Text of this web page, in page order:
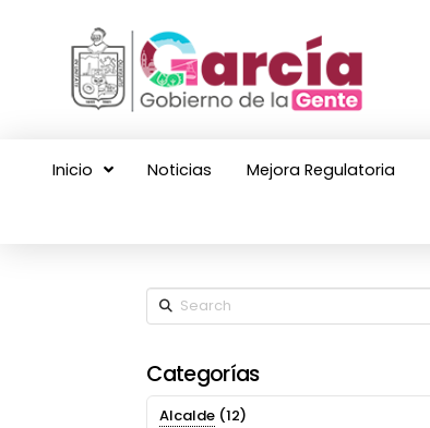
Inicio Noticias Mejora Regulatoria
Search
Categorías
Alcalde (12)